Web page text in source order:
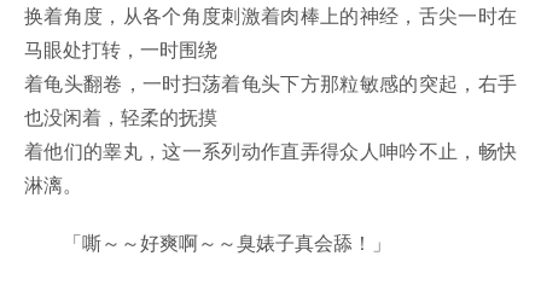
换着角度，从各个角度刺激着肉棒上的神经，舌尖一时在
马眼处打转，一时围绕
着龟头翻卷，一时扫荡着龟头下方那粒敏感的突起，右手
也没闲着，轻柔的抚摸
着他们的睾丸，这一系列动作直弄得众人呻吟不止，畅快
淋漓。
「嘶～～好爽啊～～臭婊子真会舔！」